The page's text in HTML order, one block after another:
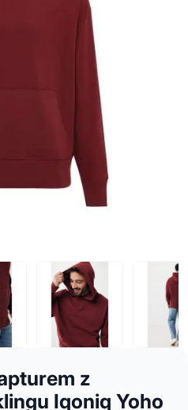
z
Iqoniq Yoho